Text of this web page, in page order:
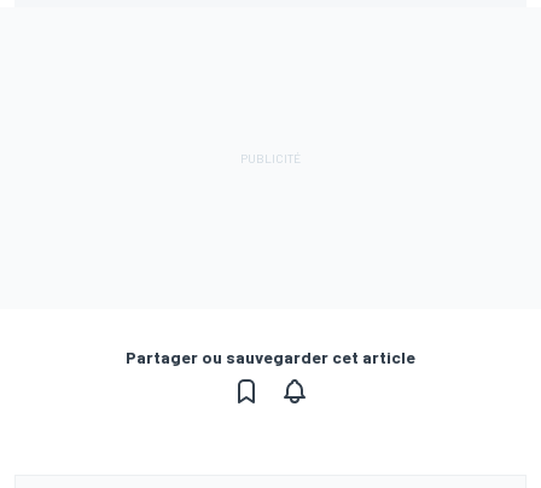
Partager ou sauvegarder cet article